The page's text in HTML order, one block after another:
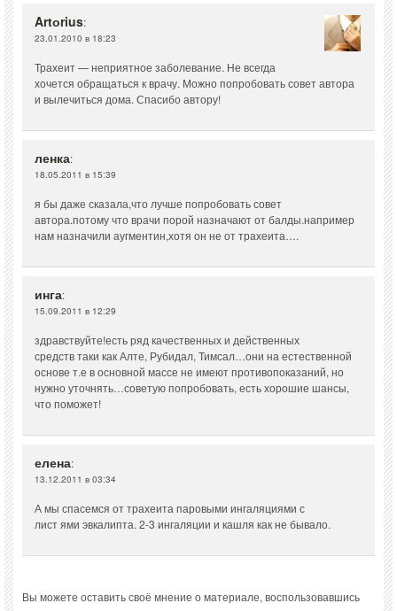
Artоrius:
23.01.2010 в 18:23
Трахеит — неприятное заболевание. Не всегда
хочется обращаться к врачу. Можно попробовать совет автора
и вылечиться дома. Спасибо автору!
ленка:
18.05.2011 в 15:39
я бы даже сказала,что лучше попробовать совет
автора.потому что врачи порой назначают от балды.например
нам назначили аугментин,хотя он не от трахеита….
инга:
15.09.2011 в 12:29
здравствуйте!есть ряд качественных и действенных
средств таки как Алте, Рубидал, Тимсал…они на естественной
основе т.е в основной массе не имеют противопоказаний, но
нужно уточнять…советую попробовать, есть хорошие шансы,
что поможет!
елена:
13.12.2011 в 03:34
А мы спасемся от трахеита паровыми ингаляциями с
лист ями эвкалипта. 2-3 ингаляции и кашля как не бывало.
Вы можете оставить своё мнение о материале, воспользовавшись